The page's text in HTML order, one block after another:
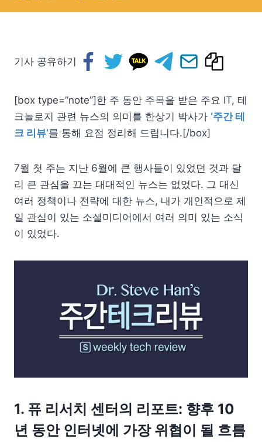
기사 공유하기
[box type=”note”]한 주 동안 주목을 받은 주요 IT, 테
크놀로지 관련 뉴스의 의미를 한상기 박사가 ‘주간 테
크 리뷰’를 통해 요점 정리해 드립니다.[/box]
7월 첫 주는 지난 6월에 큰 행사들이 있었던 것과 달
리 큰 관심을 끄는 대대적인 뉴스는 없었다. 그 대신
여러 정책이나 전략에 대한 뉴스, 내가 개인적으로 제
일 관심이 있는 소셜미디어에서 여러 의미 있는 소식
이 있었다.
1. 퓨 리서치 센터의 리포트: 향후 10
년 동안 인터넷에 가장 위협이 될 흐름